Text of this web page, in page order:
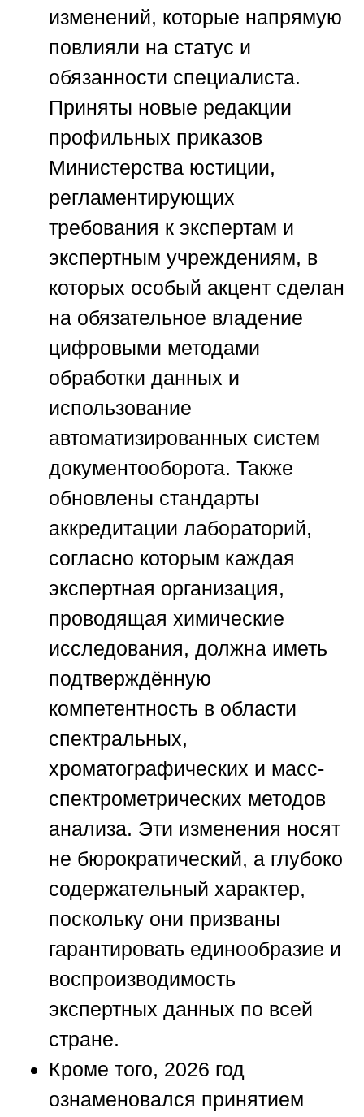
изменений, которые напрямую
повлияли на статус и
обязанности специалиста.
Приняты новые редакции
профильных приказов
Министерства юстиции,
регламентирующих
требования к экспертам и
экспертным учреждениям, в
которых особый акцент сделан
на обязательное владение
цифровыми методами
обработки данных и
использование
автоматизированных систем
документооборота. Также
обновлены стандарты
аккредитации лабораторий,
согласно которым каждая
экспертная организация,
проводящая химические
исследования, должна иметь
подтверждённую
компетентность в области
спектральных,
хроматографических и масс-
спектрометрических методов
анализа. Эти изменения носят
не бюрократический, а глубоко
содержательный характер,
поскольку они призваны
гарантировать единообразие и
воспроизводимость
экспертных данных по всей
стране.
Кроме того, 2026 год
ознаменовался принятием